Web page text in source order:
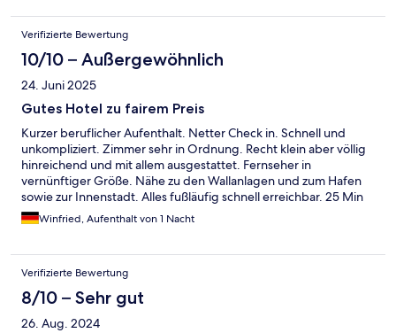
Verifizierte Bewertung
10/10 – Außergewöhnlich
24. Juni 2025
Gutes Hotel zu fairem Preis
Kurzer beruflicher Aufenthalt. Netter Check in. Schnell und
unkompliziert. Zimmer sehr in Ordnung. Recht klein aber völlig
hinreichend und mit allem ausgestattet. Fernseher in
vernünftiger Größe. Nähe zu den Wallanlagen und zum Hafen
sowie zur Innenstadt. Alles fußläufig schnell erreichbar. 25 Min
zu Fuß bis zum Kunstmuseum. Frühstück wirklich in Ordnung.
Alles da, was man so braucht und erwartet, Edeka und Aldi
Winfried, Aufenthalt von 1 Nacht
Verifizierte Bewertung
8/10 – Sehr gut
26. Aug. 2024